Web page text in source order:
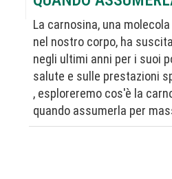
La carnosina, una
nel nostro corpo, ha
negli ultimi anni per i suoi
salute e sulle prestazioni
, esploreremo cos'è la
quando assumerla per